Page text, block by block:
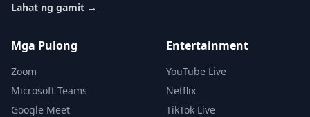
Lahat ng gamit →
Mga Pulong
Zoom
Microsoft Teams
Google Meet
Entertainment
YouTube Live
Netflix
TikTok Live